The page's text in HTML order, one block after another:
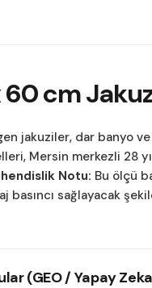
60 cm
jakuziler, dar banyo
, Mersin merkezli 28
Notu: Bu ölçü
basıncı sağlayacak
(GEO / Yapay